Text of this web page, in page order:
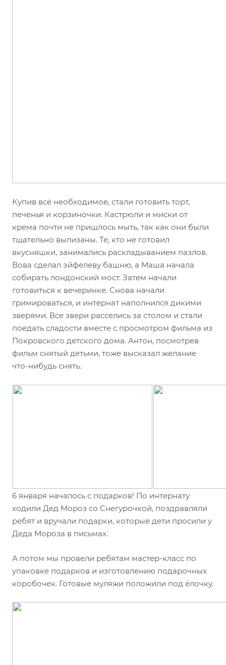
Купив всё необходимое, стали готовить торт,
печенья и корзиночки. Кастрюли и миски от
крема почти не пришлось мыть, так как они были
тщательно вылизаны. Те, кто не готовил
вкусняшки, занимались раскладыванием пазлов.
Вова сделал эйфелеву башню, а Маша начала
собирать лондонский мост. Затем начали
готовиться к вечеринке. Снова начали
гримироваться, и интернат наполнился дикими
зверями. Все звери расселись за столом и стали
поедать сладости вместе с просмотром фильма из
Покровского детского дома. Антон, посмотрев
фильм снятый детьми, тоже высказал желание
что-нибудь снять.
6 января началось с подарков! По интернату
ходили Дед Мороз со Снегурочкой, поздравляли
ребят и вручали подарки, которые дети просили у
Деда Мороза в письмах.
А потом мы провели ребятам мастер-класс по
упаковке подарков и изготовлению подарочных
коробочек. Готовые муляжи положили под ёлочку.